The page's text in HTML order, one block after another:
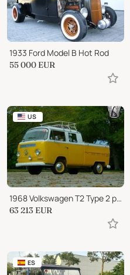
1933 Ford Model B Hot Rod
55 000 EUR
US
1968 Volkswagen T2 Type 2 pickup
63 213 EUR
ES